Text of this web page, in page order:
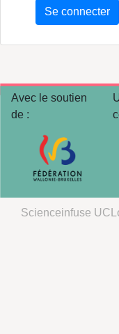
Se connecter
Avec le soutien
de :
Scienceinfuse